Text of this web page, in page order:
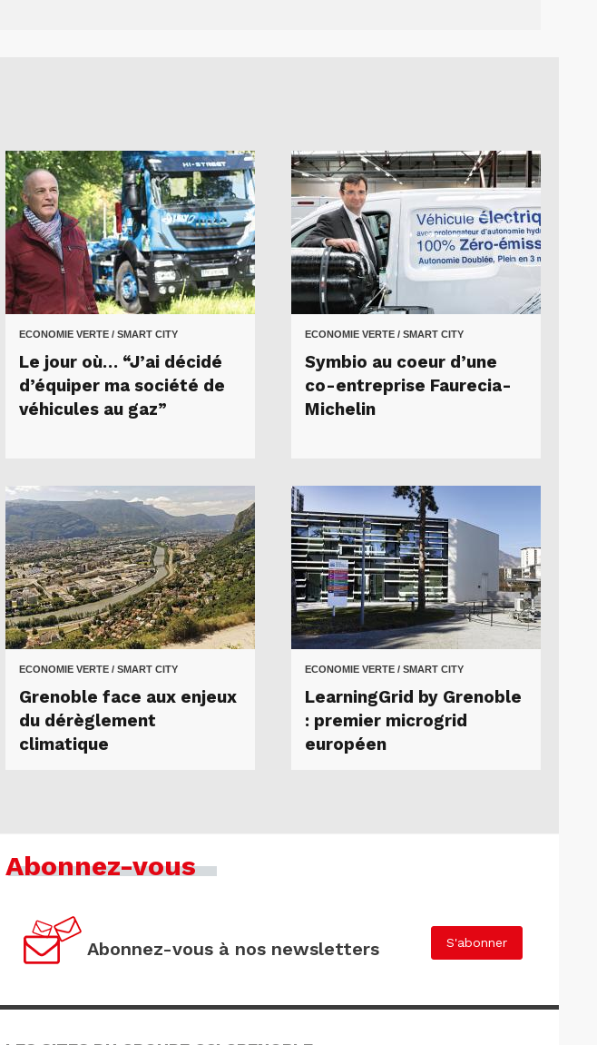
ECONOMIE VERTE / SMART CITY
Le jour où… “J’ai décidé
d’équiper ma société de
véhicules au gaz”
ECONOMIE VERTE / SMART CITY
Symbio au coeur d’une
co-entreprise Faurecia-
Michelin
ECONOMIE VERTE / SMART CITY
Grenoble face aux enjeux
du dérèglement
climatique
ECONOMIE VERTE / SMART CITY
LearningGrid by Grenoble
: premier microgrid
européen
Abonnez-vous
Abonnez-vous à nos newsletters S'abonner